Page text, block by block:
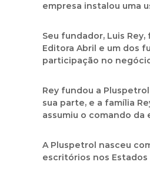
empresa instalou uma
Seu fundador, Luis
Editora Abril e um dos
participação no
Rey fundou a
sua parte, e a família
assumiu o comando da
A Pluspetrol nasceu
escritórios nos Estados